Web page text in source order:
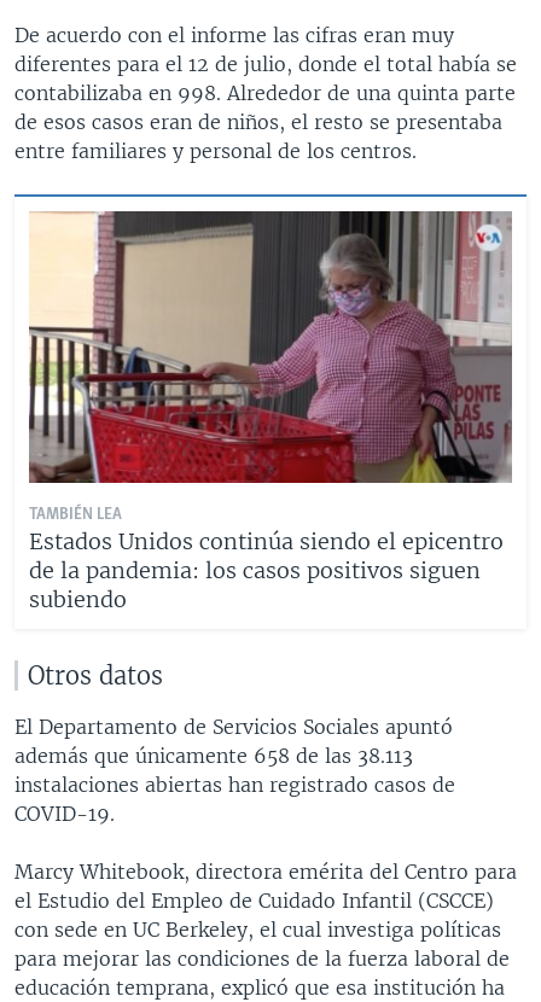
De acuerdo con el informe las cifras eran muy
diferentes para el 12 de julio, donde el total había se
contabilizaba en 998. Alrededor de una quinta parte
de esos casos eran de niños, el resto se presentaba
entre familiares y personal de los centros.
TAMBIÉN LEA
Estados Unidos continúa siendo el epicentro
de la pandemia: los casos positivos siguen
subiendo
Otros datos
El Departamento de Servicios Sociales apuntó
además que únicamente 658 de las 38.113
instalaciones abiertas han registrado casos de
COVID-19.
Marcy Whitebook, directora emérita del Centro para
el Estudio del Empleo de Cuidado Infantil (CSCCE)
con sede en UC Berkeley, el cual investiga políticas
para mejorar las condiciones de la fuerza laboral de
educación temprana, explicó que esa institución ha